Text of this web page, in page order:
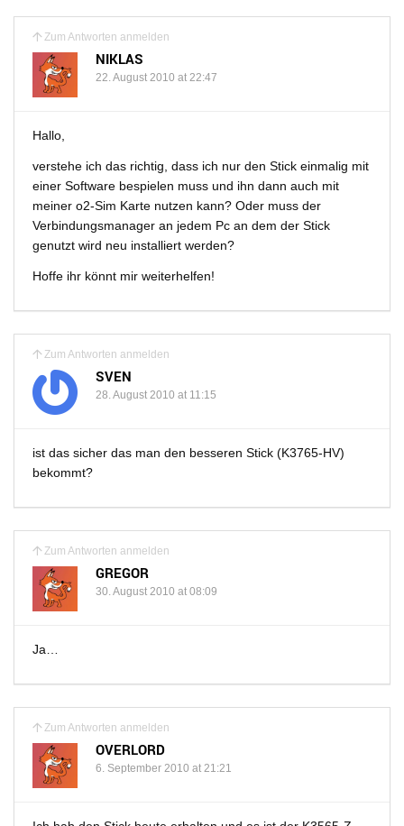
Zum Antworten anmelden
NIKLAS
22. August 2010 at 22:47
Hallo,
verstehe ich das richtig, dass ich nur den Stick einmalig mit
einer Software bespielen muss und ihn dann auch mit
meiner o2-Sim Karte nutzen kann? Oder muss der
Verbindungsmanager an jedem Pc an dem der Stick
genutzt wird neu installiert werden?
Hoffe ihr könnt mir weiterhelfen!
Zum Antworten anmelden
SVEN
28. August 2010 at 11:15
ist das sicher das man den besseren Stick (K3765-HV)
bekommt?
Zum Antworten anmelden
GREGOR
30. August 2010 at 08:09
Ja…
Zum Antworten anmelden
OVERLORD
6. September 2010 at 21:21